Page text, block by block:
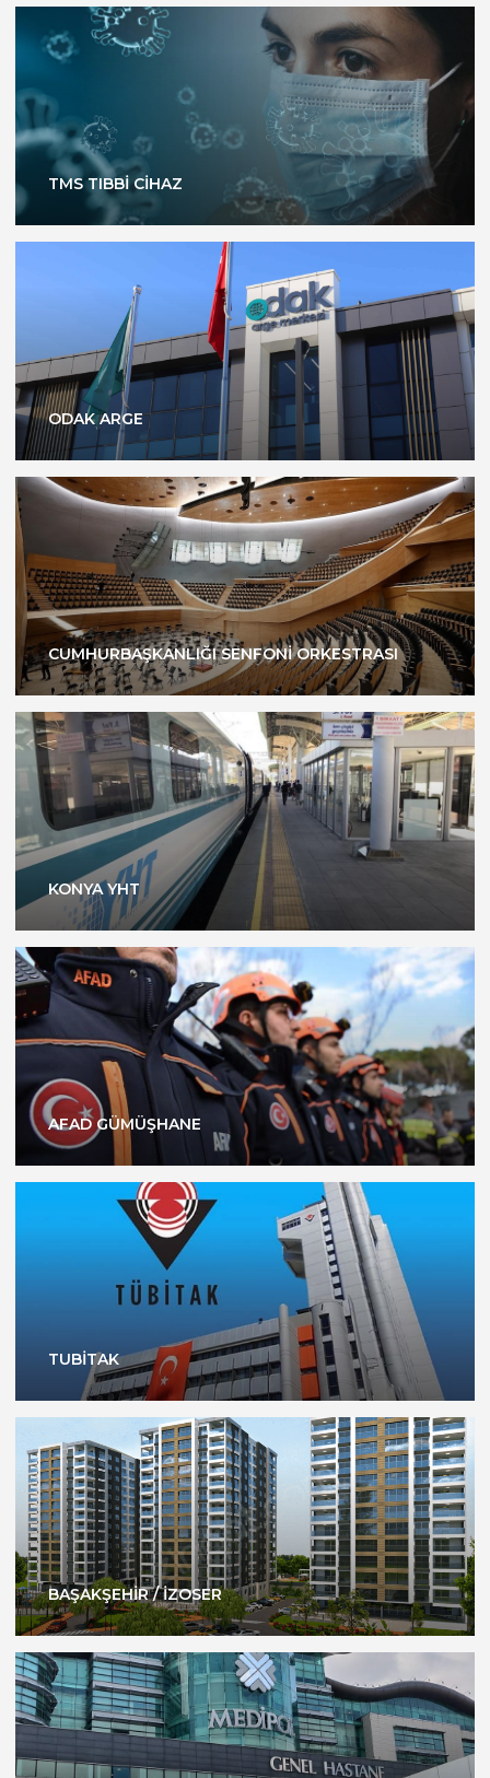
TMS TIBBİ CİHAZ
ODAK ARGE
CUMHURBAŞKANLIĞI SENFONİ ORKESTRASI
KONYA YHT
AFAD GÜMÜŞHANE
TUBİTAK
BAŞAKŞEHİR / İZOSER